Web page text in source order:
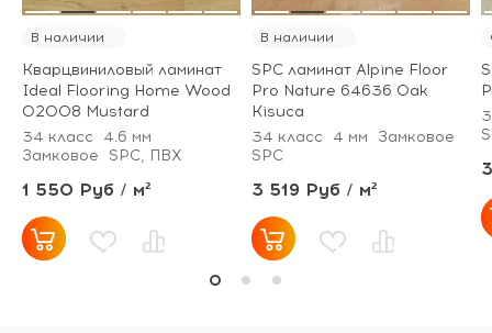
В наличии
Кварцвиниловый ламинат
Ideal Flooring Home Wood
02008 Mustard
34 класс
4.6 мм
Замковое
SPC, ПВХ
1 550 Руб / м²
В наличии
SPC ламинат Alpine Floor
Pro Nature 64636 Oak
Kisuca
34 класс
4 мм
Замковое
SPC
3 519 Руб / м²